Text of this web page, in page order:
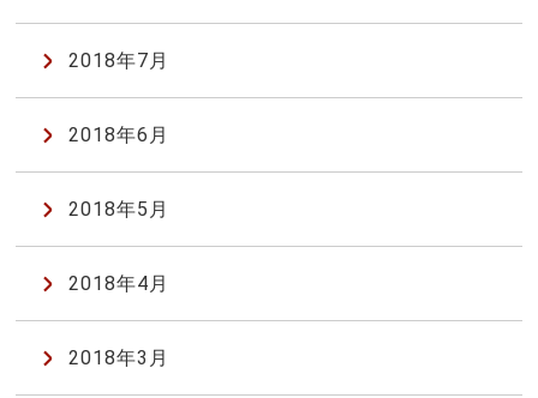
2018年7月
2018年6月
2018年5月
2018年4月
2018年3月